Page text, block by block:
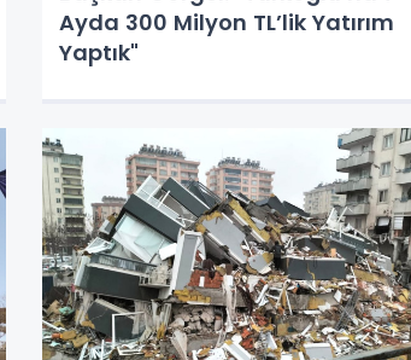
Ayda 300 Milyon TL’lik Yatırım
Yaptık"